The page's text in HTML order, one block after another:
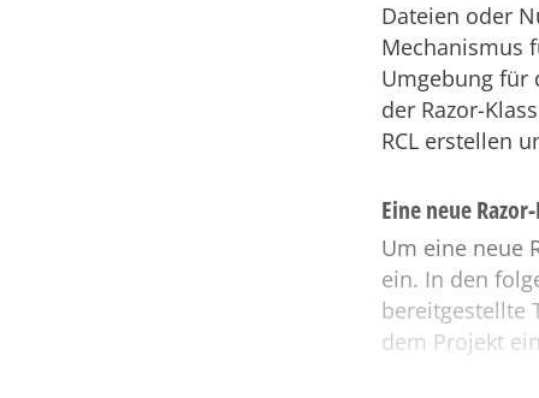
Dateien oder
Mechanismus
Umgebung für
der Razor-
RCL erstellen
Eine neue
Um eine neue
ein. In den
bereitgestellte
dem Projekt